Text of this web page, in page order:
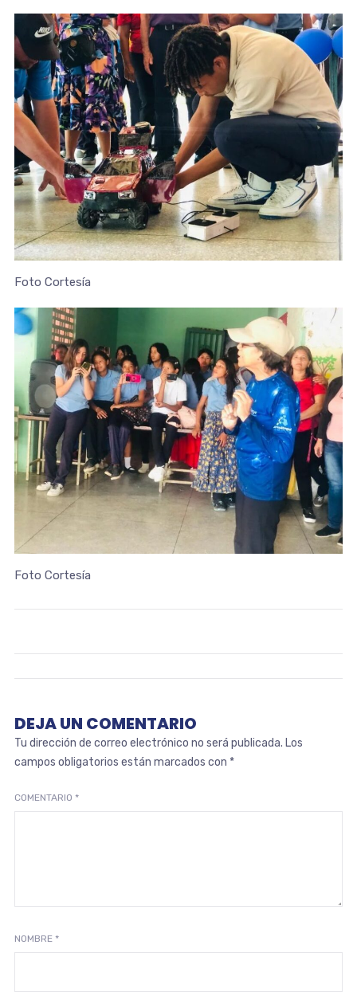
Foto Cortesía
Foto Cortesía
DEJA UN COMENTARIO
Tu dirección de correo electrónico no será publicada. Los
campos obligatorios están marcados con *
COMENTARIO *
NOMBRE *